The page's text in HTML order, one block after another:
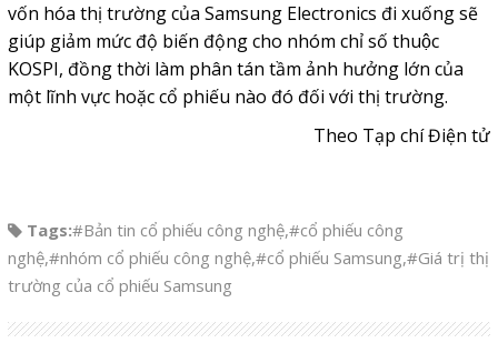
vốn hóa thị trường của Samsung Electronics đi xuống sẽ
giúp giảm mức độ biến động cho nhóm chỉ số thuộc
KOSPI, đồng thời làm phân tán tầm ảnh hưởng lớn của
một lĩnh vực hoặc cổ phiếu nào đó đối với thị trường.
Theo Tạp chí Điện tử
Tags:#Bản tin cổ phiếu công nghệ,#cổ phiếu công
nghệ,#nhóm cổ phiếu công nghệ,#cổ phiếu Samsung,#Giá trị thị
trường của cổ phiếu Samsung